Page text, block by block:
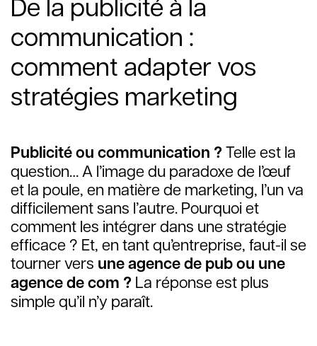
communication :
comment adapter vos
stratégies marketing
Publicité ou communication ?Telle est la
question… A l’image du paradoxe de l’œuf
et la poule, en matière de marketing, l’un va
difficilement sans l’autre. Pourquoi et
comment les intégrer dans une stratégie
efficace ? Et, en tant qu’entreprise, faut-il se
tourner vers une agence de pub ou une
agence de com ? La réponse est plus
simple qu’il n’y paraît.